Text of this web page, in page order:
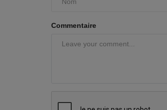
Commentaire